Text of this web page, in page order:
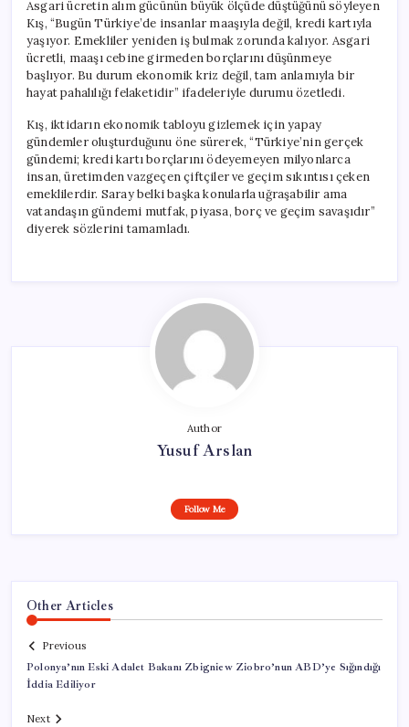
Asgari ücretin alım gücünün büyük ölçüde düştüğünü söyleyen
Kış, “Bugün Türkiye’de insanlar maaşıyla değil, kredi kartıyla
yaşıyor. Emekliler yeniden iş bulmak zorunda kalıyor. Asgari
ücretli, maaşı cebine girmeden borçlarını düşünmeye
başlıyor. Bu durum ekonomik kriz değil, tam anlamıyla bir
hayat pahalılığı felaketidir” ifadeleriyle durumu özetledi.
Kış, iktidarın ekonomik tabloyu gizlemek için yapay
gündemler oluşturduğunu öne sürerek, “Türkiye’nin gerçek
gündemi; kredi kartı borçlarını ödeyemeyen milyonlarca
insan, üretimden vazgeçen çiftçiler ve geçim sıkıntısı çeken
emeklilerdir. Saray belki başka konularla uğraşabilir ama
vatandaşın gündemi mutfak, piyasa, borç ve geçim savaşıdır”
diyerek sözlerini tamamladı.
Author
Yusuf Arslan
Follow Me
Other Articles
Previous
Polonya’nın Eski Adalet Bakanı Zbigniew Ziobro’nun ABD’ye Sığındığı
İddia Ediliyor
Next